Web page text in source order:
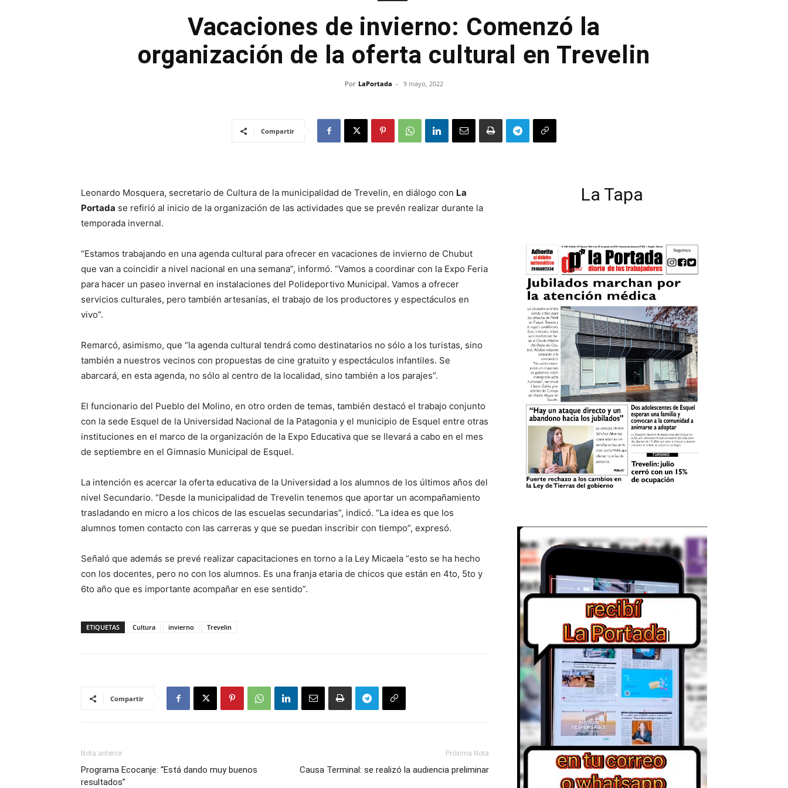
Vacaciones de invierno: Comenzó la
organización de la oferta cultural en Trevelin
Por LaPortada - 9 mayo, 2022
Compartir
Leonardo Mosquera, secretario de Cultura de la municipalidad de Trevelin, en diálogo con La
Portada se refirió al inicio de la organización de las actividades que se prevén realizar durante la
temporada invernal.
“Estamos trabajando en una agenda cultural para ofrecer en vacaciones de invierno de Chubut
que van a coincidir a nivel nacional en una semana”, informó. “Vamos a coordinar con la Expo Feria
para hacer un paseo invernal en instalaciones del Polideportivo Municipal. Vamos a ofrecer
servicios culturales, pero también artesanías, el trabajo de los productores y espectáculos en
vivo”.
Remarcó, asimismo, que “la agenda cultural tendrá como destinatarios no sólo a los turistas, sino
también a nuestros vecinos con propuestas de cine gratuito y espectáculos infantiles. Se
abarcará, en esta agenda, no sólo al centro de la localidad, sino también a los parajes”.
El funcionario del Pueblo del Molino, en otro orden de temas, también destacó el trabajo conjunto
con la sede Esquel de la Universidad Nacional de la Patagonia y el municipio de Esquel entre otras
instituciones en el marco de la organización de la Expo Educativa que se llevará a cabo en el mes
de septiembre en el Gimnasio Municipal de Esquel.
La intención es acercar la oferta educativa de la Universidad a los alumnos de los últimos años del
nivel Secundario. “Desde la municipalidad de Trevelin tenemos que aportar un acompañamiento
trasladando en micro a los chicos de las escuelas secundarias”, indicó. “La idea es que los
alumnos tomen contacto con las carreras y que se puedan inscribir con tiempo”, expresó.
Señaló que además se prevé realizar capacitaciones en torno a la Ley Micaela “esto se ha hecho
con los docentes, pero no con los alumnos. Es una franja etaria de chicos que están en 4to, 5to y
6to año que es importante acompañar en ese sentido”.
ETIQUETAS Cultura invierno Trevelin
Compartir
Nota anterior
Programa Ecocanje: “Está dando muy buenos
resultados”
Próxima Nota
Causa Terminal: se realizó la audiencia preliminar
La Tapa